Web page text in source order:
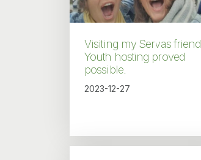
Visiting my Servas friend.
Youth hosting proved
possible.
2023-12-27